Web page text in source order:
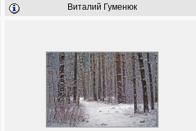
Виталий Гуменюк